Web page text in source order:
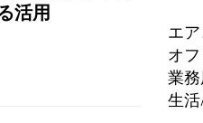
活用
エ
オ
業
生